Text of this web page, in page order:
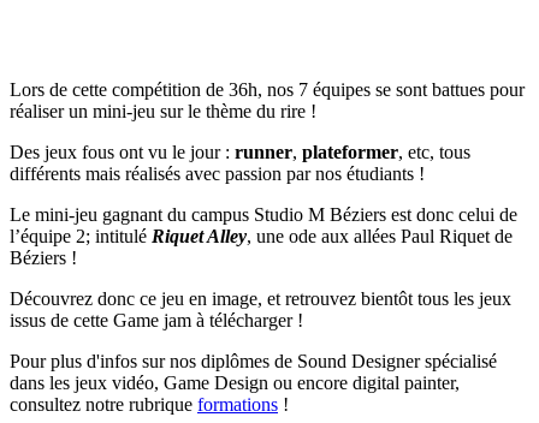
Lors de cette compétition de 36h, nos 7 équipes se sont battues pour
réaliser un mini-jeu sur le thème du rire !
Des jeux fous ont vu le jour : runner, plateformer, etc, tous
différents mais réalisés avec passion par nos étudiants !
Le mini-jeu gagnant du campus Studio M Béziers est donc celui de
l’équipe 2; intitulé Riquet Alley, une ode aux allées Paul Riquet de
Béziers !
Découvrez donc ce jeu en image, et retrouvez bientôt tous les jeux
issus de cette Game jam à télécharger !
Pour plus d'infos sur nos diplômes de Sound Designer spécialisé
dans les jeux vidéo, Game Design ou encore digital painter,
consultez notre rubrique formations !